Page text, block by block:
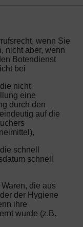
wenn Sie
nicht aber, wenn
Botendienst
bei
nicht
eine
durch den
auf die
schnell
schnell
die aus
der Hygiene
ihre
wurde (z.B.